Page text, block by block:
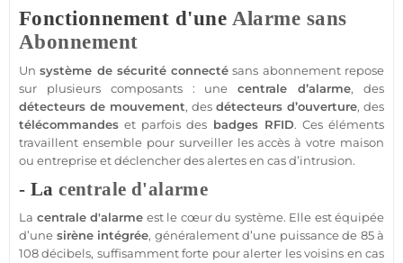
Fonctionnement d'une Alarme sans
Abonnement
Unsystème de sécurité connecté sans abonnementrepose
sur plusieurs composants : unecentrale d’alarme, des
détecteurs de mouvement, des détecteurs d’ouverture, des
télécommandes et parfois des badges RFID. Ces éléments
travaillent ensemble pour surveiller les accès à votre maison
ou entreprise et déclencher des alertes en cas d’intrusion.
- Lacentrale d'alarme
La centrale d'alarme est le cœur du système. Elle est équipée
d’une sirèneintégrée, généralement d’une puissance de 85 à
108 décibels, suffisamment forte pour alerter les voisins en cas